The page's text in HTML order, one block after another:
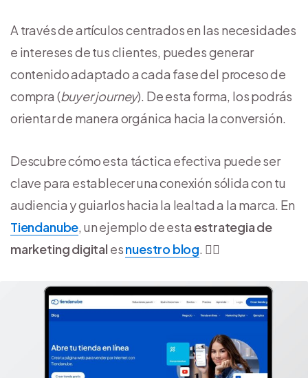
A través de artículos centrados en las necesidades
e intereses de tus clientes, puedes generar
contenido adaptado a cada fase del proceso de
compra (buyer journey). De esta forma, los podrás
orientar de manera orgánica hacia la conversión.
Descubre cómo esta táctica efectiva puede ser
clave para establecer una conexión sólida con tu
audiencia y guiarlos hacia la lealtad a la marca. En
Tiendanube, un ejemplo de esta estrategia de
marketing digital esnuestro blog. 👇🏻